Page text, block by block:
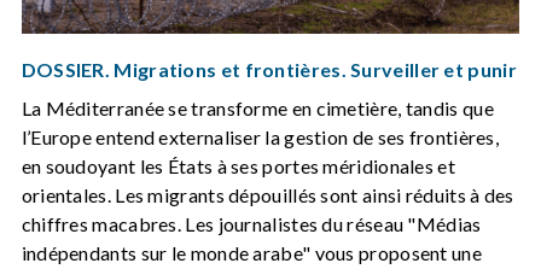
DOSSIER. Migrations et frontières. Surveiller et punir
La Méditerranée se transforme en cimetière, tandis que
l’Europe entend externaliser la gestion de ses frontières,
en soudoyant les États à ses portes méridionales et
orientales. Les migrants dépouillés sont ainsi réduits à des
chiffres macabres. Les journalistes du réseau "Médias
indépendants sur le monde arabe" vous proposent une